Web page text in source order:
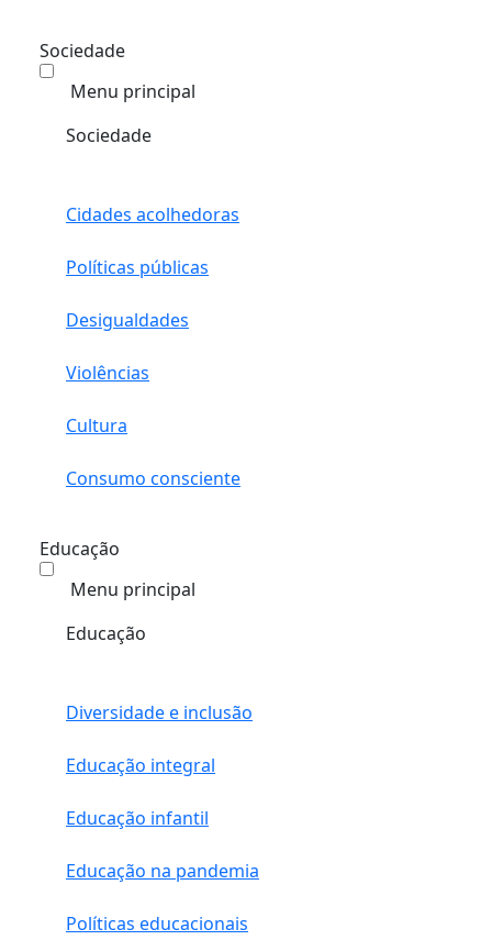
Sociedade
Menu principal
Sociedade
Cidades acolhedoras
Políticas públicas
Desigualdades
Violências
Cultura
Consumo consciente
Educação
Menu principal
Educação
Diversidade e inclusão
Educação integral
Educação infantil
Educação na pandemia
Políticas educacionais